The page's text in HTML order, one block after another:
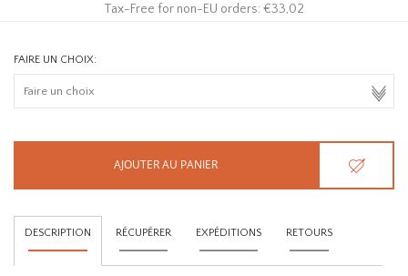
Tax-Free for non-EU orders: €33,02
FAIRE UN CHOIX:
AJOUTER AU PANIER
DESCRIPTION RÉCUPÉRER EXPÉDITIONS RETOURS